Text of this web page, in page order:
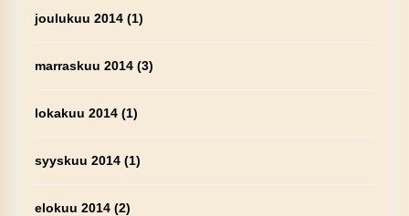
joulukuu 2014(1)
marraskuu 2014(3)
lokakuu 2014(1)
syyskuu 2014(1)
elokuu 2014(2)